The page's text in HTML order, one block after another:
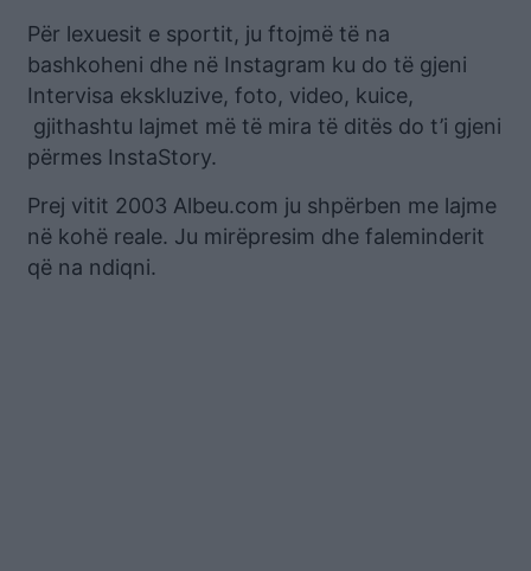
Për lexuesit e sportit, ju ftojmë të na
bashkoheni dhe në Instagram ku do të gjeni
Intervisa ekskluzive, foto, video, kuice,
gjithashtu lajmet më të mira të ditës do t’i gjeni
përmes InstaStory.
Prej vitit 2003 Albeu.com ju shpërben me lajme
në kohë reale. Ju mirëpresim dhe faleminderit
që na ndiqni.